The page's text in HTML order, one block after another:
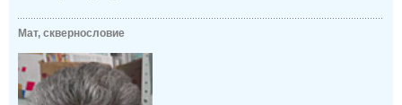
Мат, сквернословие